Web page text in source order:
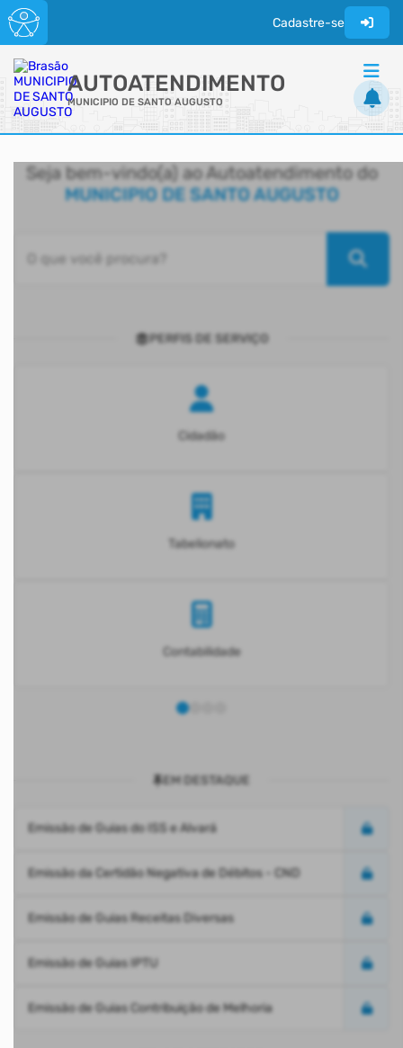
Cadastre-se
AUTOATENDIMENTO
MUNICIPIO DE SANTO AUGUSTO
ACESSO RÁPIDO
Acessibilidade
Transparência
Seja bem-vindo(a) ao Autoatendimento do
MUNICIPIO DE SANTO AUGUSTO
O que você procura?
PERFIS DE SERVIÇO
Cidadão
Tabelionato
Contabilidade
EM DESTAQUE
Emissão de Guias do ISS e Alvará
Emissão da Certidão Negativa de Débitos - CND
Emissão de Guias Receitas Diversas
Emissão de Guias IPTU
Emissão de Guias Contribuição de Melhoria